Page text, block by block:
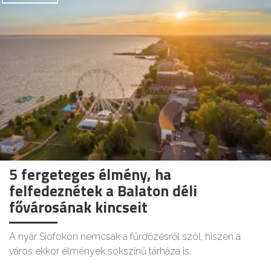
5 fergeteges élmény, ha
felfedeznétek a Balaton déli
fővárosának kincseit
A nyár Siófokon nemcsak a fürdőzésről szól, hiszen a
város ekkor élmények sokszínű tárháza is.